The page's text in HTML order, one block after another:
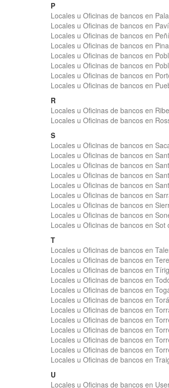
P
Locales u Oficinas de bancos en
Locales u Oficinas de bancos en
Locales u Oficinas de bancos en
Locales u Oficinas de bancos en
Locales u Oficinas de bancos en
Locales u Oficinas de bancos en
Locales u Oficinas de bancos en
Locales u Oficinas de bancos en
R
Locales u Oficinas de bancos en
Locales u Oficinas de bancos en
S
Locales u Oficinas de bancos en
Locales u Oficinas de bancos en
Locales u Oficinas de bancos en
Locales u Oficinas de bancos en
Locales u Oficinas de bancos en
Locales u Oficinas de bancos en
Locales u Oficinas de bancos en
Locales u Oficinas de bancos en
Locales u Oficinas de bancos en Sot
T
Locales u Oficinas de bancos en
Locales u Oficinas de bancos en
Locales u Oficinas de bancos en Tírig
Locales u Oficinas de bancos en
Locales u Oficinas de bancos en
Locales u Oficinas de bancos en
Locales u Oficinas de bancos en
Locales u Oficinas de bancos en
Locales u Oficinas de bancos en
Locales u Oficinas de bancos en
Locales u Oficinas de bancos en
Locales u Oficinas de bancos en
U
Locales u Oficinas de bancos en